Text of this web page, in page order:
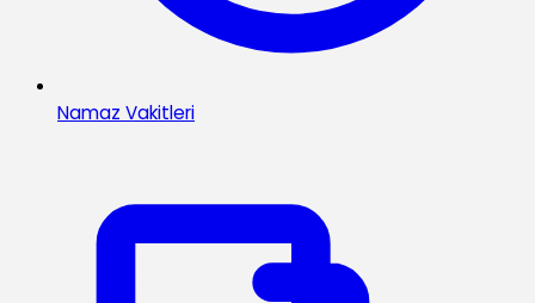
Namaz Vakitleri